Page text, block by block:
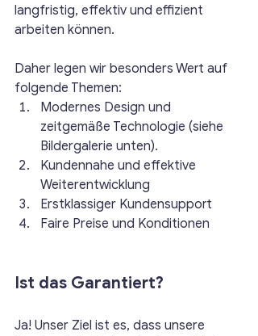
langfristig, effektiv und effizient
arbeiten können.
Daher legen wir besonders Wert auf
folgende Themen:
Modernes Design und
zeitgemäße Technologie (siehe
Bildergalerie unten).
Kundennahe und effektive
Weiterentwicklung
Erstklassiger Kundensupport
Faire Preise und Konditionen
Ist das Garantiert?
Ja! Unser Ziel ist es, dass unsere